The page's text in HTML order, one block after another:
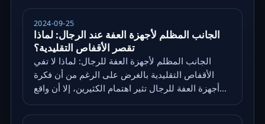
2024-09-25
الجانب المظلم لأجهزة العفة عند الرجال: لماذا
تقصر الأقفاص التقليدية؟
الجانب المظلم لأجهزة العفة للرجال: لماذا لا تفي
الأقفاص التقليدية بالغرض على الرغم من أن فكرة
أجهزة العفة للرجال تثير اهتمام الكثيرين، إلا أن واقع...